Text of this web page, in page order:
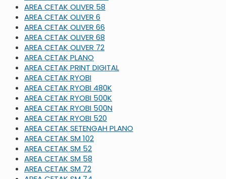
AREA CETAK OLIVER 58
AREA CETAK OLIVER 6
AREA CETAK OLIVER 66
AREA CETAK OLIVER 68
AREA CETAK OLIVER 72
AREA CETAK PLANO
AREA CETAK PRINT DIGITAL
AREA CETAK RYOBI
AREA CETAK RYOBI 480K
AREA CETAK RYOBI 500K
AREA CETAK RYOBI 500N
AREA CETAK RYOBI 520
AREA CETAK SETENGAH PLANO
AREA CETAK SM 102
AREA CETAK SM 52
AREA CETAK SM 58
AREA CETAK SM 72